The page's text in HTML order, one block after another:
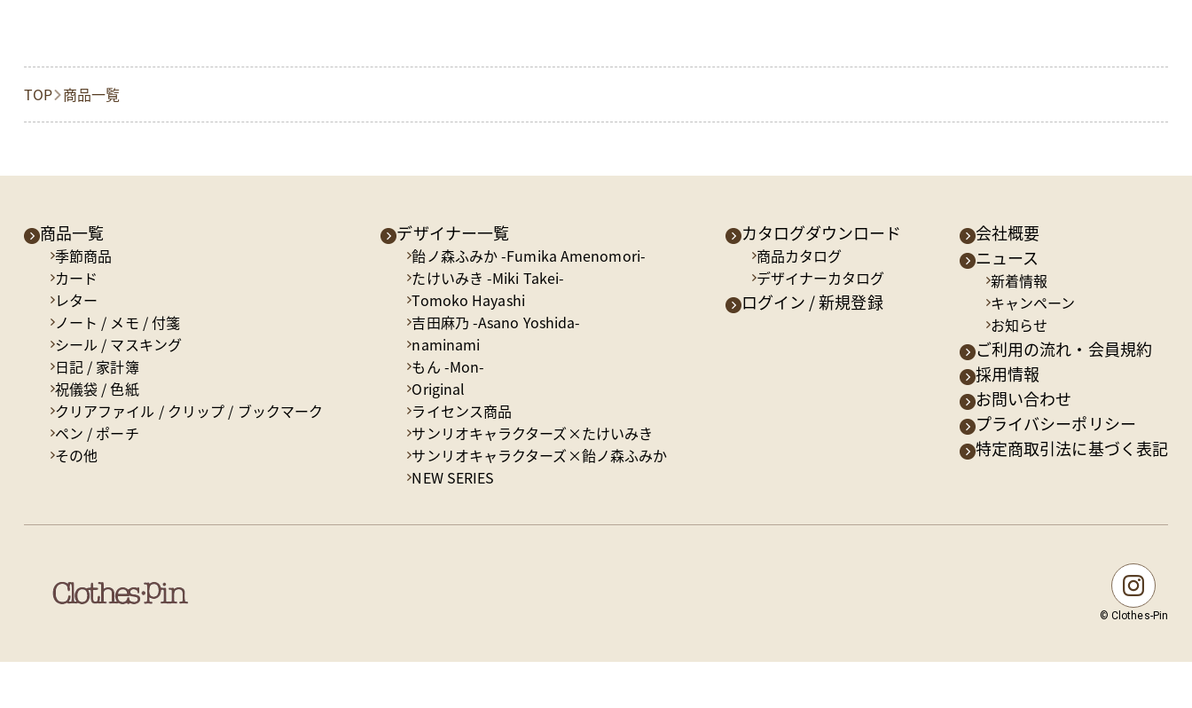
TOP 商品一覧
商品一覧
季節商品
カード
レター
ノート / メモ / 付箋
シール / マスキング
日記 / 家計簿
祝儀袋 / 色紙
クリアファイル / クリップ / ブックマーク
ペン / ポーチ
その他
デザイナー一覧
飴ノ森ふみか -Fumika Amenomori-
たけいみき -Miki Takei-
Tomoko Hayashi
吉田麻乃 -Asano Yoshida-
naminami
もん -Mon-
Original
ライセンス商品
サンリオキャラクターズ×たけいみき
サンリオキャラクターズ×飴ノ森ふみか
NEW SERIES
カタログダウンロード
商品カタログ
デザイナーカタログ
ログイン / 新規登録
会社概要
ニュース
新着情報
キャンペーン
お知らせ
ご利用の流れ・会員規約
採用情報
お問い合わせ
プライバシーポリシー
特定商取引法に基づく表記
© Clothes-Pin